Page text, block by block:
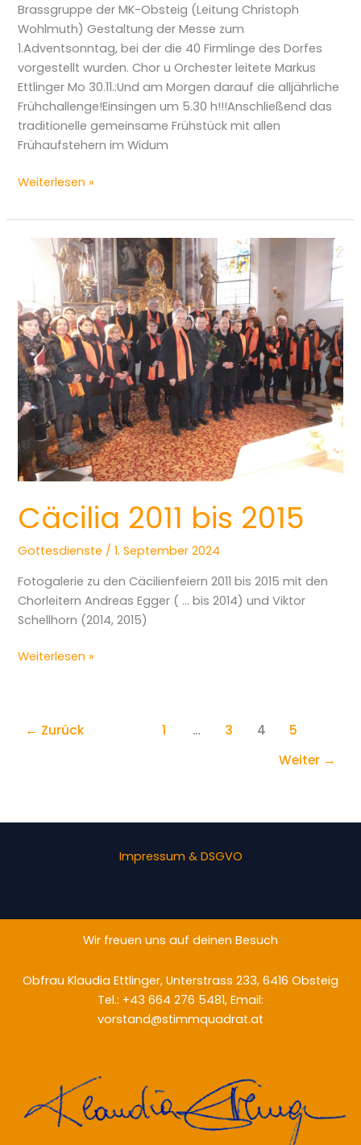
Brassgruppe der MK-Obsteig (Leitung Christoph
Wohlmuth) Gestaltung der Messe zum
1.Adventsonntag, bei der die 40 Firmlinge des Dorfes
vorgestellt wurden. Chor u Orchester leitete Markus
Ettlinger Mo 30.11.:Und am Morgen darauf die alljährliche
Frühchallenge!Einsingen um 5.30 h!!!Anschließend das
traditionelle gemeinsame Frühstück mit allen
Frühaufstehern im Widum
Weiterlesen »
Cäcilia 2011 bis 2015
Gottesdienste /1. September 2024
Fotogalerie zu den Cäcilienfeiern 2011 bis 2015 mit den
Chorleitern Andreas Egger ( … bis 2014) und Viktor
Schellhorn (2014, 2015)
Cäcilia
2015
Weiterlesen »
← Zurück 1 … 3 4
5
Weiter →
Impressum & DSGVO
Wir freuen uns auf deinen Besuch
Obfrau Klaudia Ettlinger, Unterstrass 233, 6416 Obsteig
Tel.: +43 664 276 5481, Email:
vorstand@stimmquadrat.at